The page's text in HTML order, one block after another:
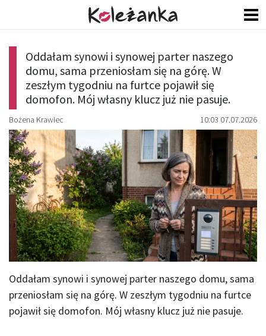
Oddałam synowi i synowej parter naszego
domu, sama przeniosłam się na górę. W
zeszłym tygodniu na furtce pojawił się
domofon. Mój własny klucz już nie pasuje.
Bożena Krawiec 10:03 07.07.2026
Oddałam synowi i synowej parter naszego domu, sama
przeniosłam się na górę. W zeszłym tygodniu na furtce
pojawił się domofon. Mój własny klucz już nie pasuje.